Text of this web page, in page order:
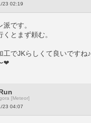
23 02:19
です。
とまず頼む。
工でJKらしくて良いですね♪
❤
[Meteor]
23 04:07